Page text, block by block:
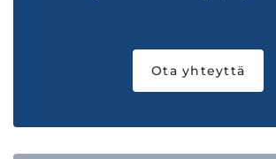
Ota yhteyttä